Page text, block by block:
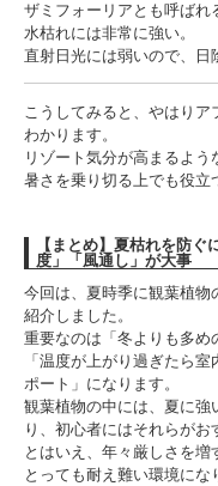
ザミフォーリアとも呼ばれ
水枯れには非常に強い。
直射日光には弱いので、日
こうしてみると、やはり
わかります。
リゾート気分が高まるよ
暑さを乗り切る上でも役立
【まとめ】夏枯れを防
度」「風通し」が大事
今回は、夏時季に観葉植物
紹介しました。
重要なのは「冬よりも多め
「温度が上がり過ぎたら
ポート」になります。
観葉植物の中には、夏に強
り、初心者にはそれらがお
とはいえ、年々厳しさを
とっても耐え難い環境にな